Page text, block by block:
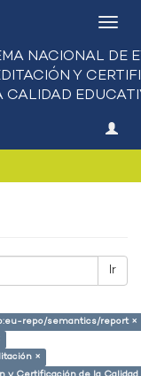
Ir
repo/semantics/report ×
×